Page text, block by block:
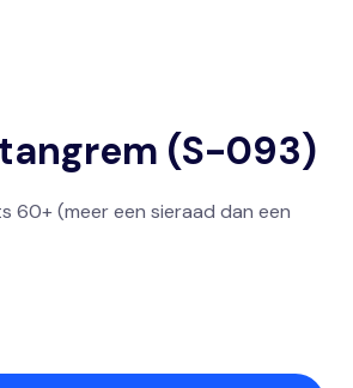
(S-093)
60+ (meer een sieraad dan een